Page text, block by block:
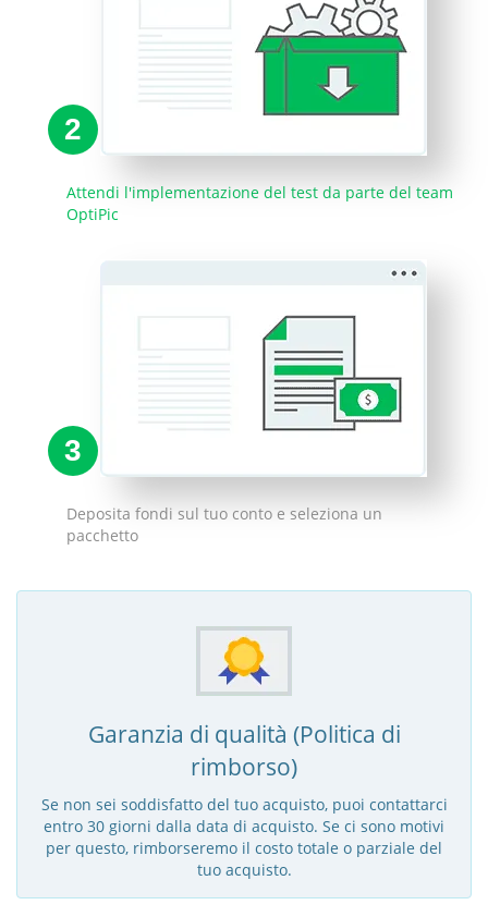
2
Attendi l'implementazione del test da parte del team
OptiPic
3
Deposita fondi sul tuo conto e seleziona un
pacchetto
Garanzia di qualità (Politica di
rimborso)
Se non sei soddisfatto del tuo acquisto, puoi contattarci
entro 30 giorni dalla data di acquisto. Se ci sono motivi
per questo, rimborseremo il costo totale o parziale del
tuo acquisto.